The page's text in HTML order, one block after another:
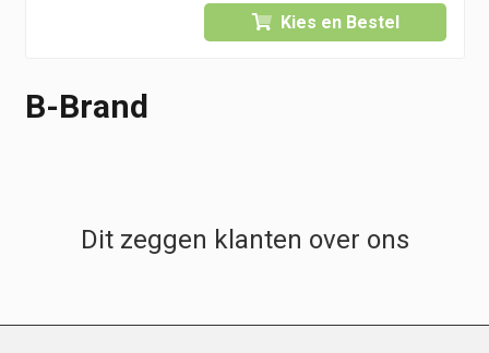
Kies en Bestel
B-Brand
Dit zeggen klanten over ons